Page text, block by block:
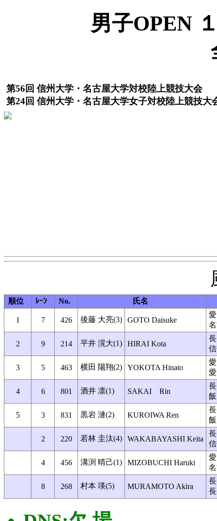
男子OPEN
第56回 信州大学・名古屋大学対校陸上競技大会
第24回 信州大学・名古屋大学女子対校陸上競技大
順位 ﾚｰﾝ No. 氏名
1 7 426 後藤 大亮(3) GOTO Daisuke
2 9 214 平井 滉大(1) HIRAI Kota
3 5 463 横田 陽翔(2) YOKOTA Hinato
4 6 801 酒井 凛(1) SAKAI Rin
5 3 831 黒岩 漣(2) KUROIWA Ren
2 220 若林 圭汰(4) WAKABAYASHI Keita
4 456 溝渕 晴己(1) MIZOBUCHI Haruki
8 268 村本 瑛(5) MURAMOTO Akira